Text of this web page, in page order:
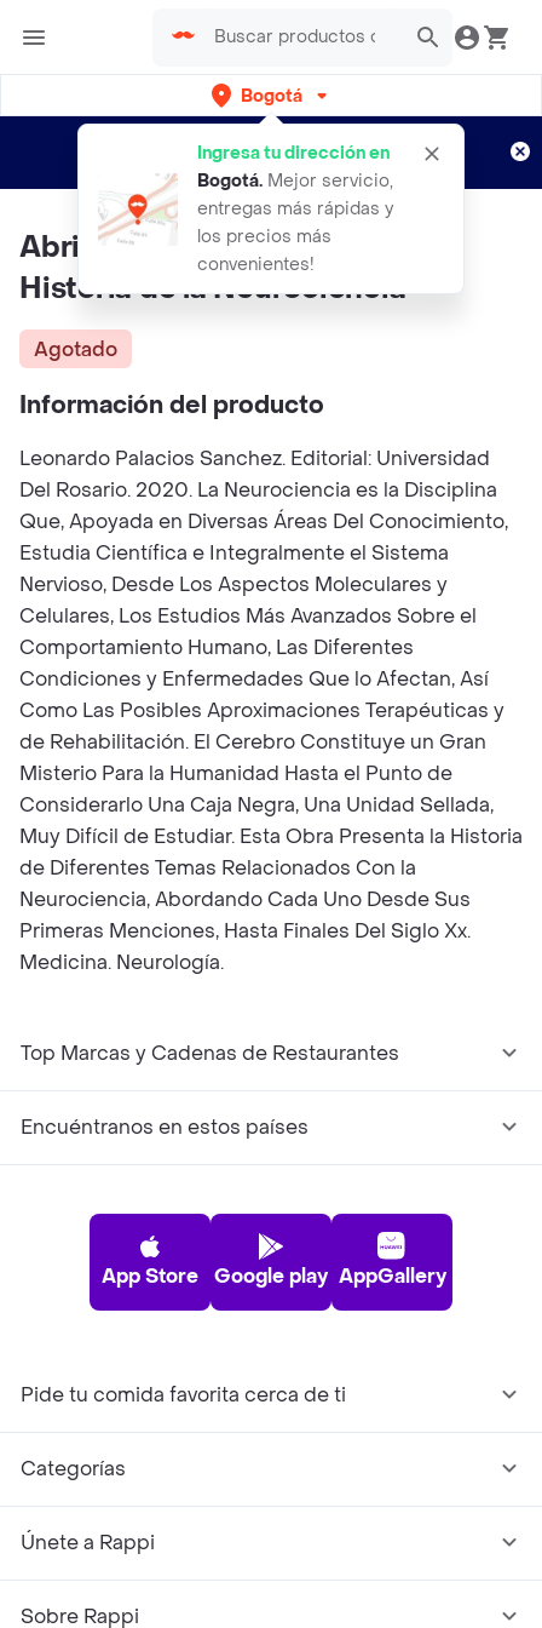
Bogotá
Ingresa tu dirección en
Bogotá. Mejor servicio,
entregas más rápidas y
los precios más
convenientes!
envíos gratis por semanas
Aplican TyC
Abriendo la Caja Negra Una
Historia de la Neurociencia
Agotado
Información del producto
Leonardo Palacios Sanchez. Editorial: Universidad
Del Rosario. 2020. La Neurociencia es la Disciplina
Que, Apoyada en Diversas Áreas Del Conocimiento,
Estudia Científica e Integralmente el Sistema
Nervioso, Desde Los Aspectos Moleculares y
Celulares, Los Estudios Más Avanzados Sobre el
Comportamiento Humano, Las Diferentes
Condiciones y Enfermedades Que lo Afectan, Así
Como Las Posibles Aproximaciones Terapéuticas y
de Rehabilitación. El Cerebro Constituye un Gran
Misterio Para la Humanidad Hasta el Punto de
Considerarlo Una Caja Negra, Una Unidad Sellada,
Muy Difícil de Estudiar. Esta Obra Presenta la Historia
de Diferentes Temas Relacionados Con la
Neurociencia, Abordando Cada Uno Desde Sus
Primeras Menciones, Hasta Finales Del Siglo Xx.
Medicina. Neurología.
Top Marcas y Cadenas de Restaurantes
Encuéntranos en estos países
App Store Google play AppGallery
Pide tu comida favorita cerca de ti
Categorías
Únete a Rappi
Sobre Rappi